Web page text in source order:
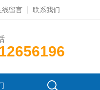
线留言 联系我们